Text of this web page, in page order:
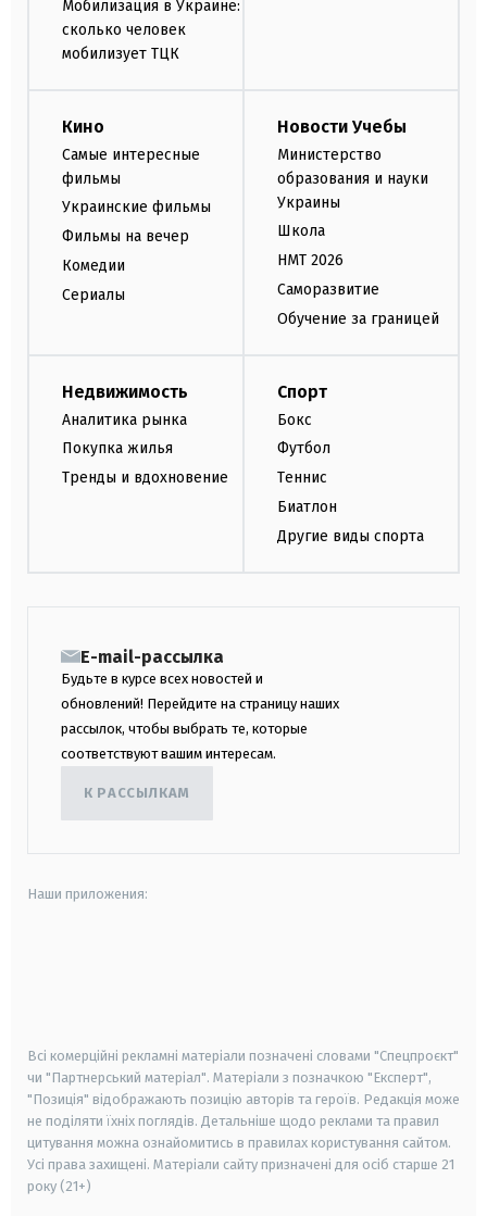
Мобилизация в Украине:
сколько человек
мобилизует ТЦК
Кино
Самые интересные
фильмы
Украинские фильмы
Фильмы на вечер
Комедии
Сериалы
Новости Учебы
Министерство
образования и науки
Украины
Школа
НМТ 2026
Саморазвитие
Обучение за границей
Недвижимость
Аналитика рынка
Покупка жилья
Тренды и вдохновение
Спорт
Бокс
Футбол
Теннис
Биатлон
Другие виды спорта
E-mail-рассылка
Будьте в курсе всех новостей и
обновлений! Перейдите на страницу наших
рассылок, чтобы выбрать те, которые
соответствуют вашим интересам.
К РАССЫЛКАМ
Наши приложения:
Всі комерційні рекламні матеріали позначені словами "Спецпроєкт"
чи "Партнерський матеріал". Матеріали з позначкою "Експерт",
"Позиція" відображають позицію авторів та героїв. Редакція може
не поділяти їхніх поглядів. Детальніше щодо реклами та правил
цитування можна ознайомитись в правилах користування сайтом.
Усі права захищені. Матеріали сайту призначені для осіб старше 21
року (21+)